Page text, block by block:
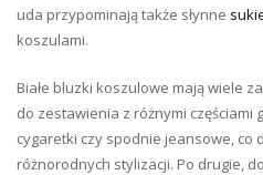
uda przypominają także słynne
koszulami.
Białe bluzki koszulowe mają wiele
do zestawienia z różnymi częściami
cygaretki czy spodnie jeansowe, co
różnorodnych stylizacji. Po drugie,